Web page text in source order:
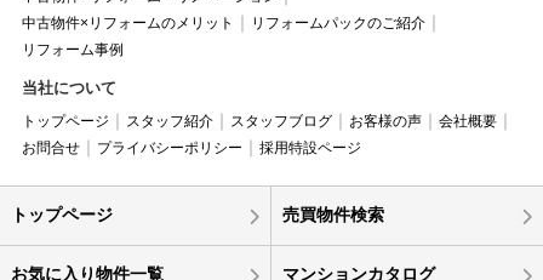
中古物件×リフォームのメリット
リフォームパックのご紹介
リフォーム事例
当社について
トップページ スタッフ紹介 スタッフブログ お客様の声
会社概要
お問合せ
プライバシーポリシー 採用特設ページ
トップページ 売買物件検索
お気に入り物件一覧 マンションカタログ